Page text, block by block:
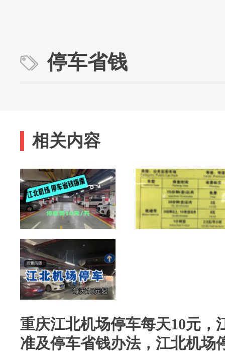
停车省钱
相关内容
重庆江北机场停车每天10元，
准及停车省钱办法，江北机场